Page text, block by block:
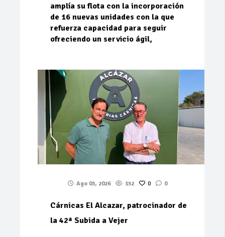
amplía su flota con la incorporación
de 16 nuevas unidades con la que
refuerza capacidad para seguir
ofreciendo un servicio ágil,
Ago 03, 2026 152 0 0
Cárnicas El Alcazar, patrocinador de
la 42ª Subida a Vejer